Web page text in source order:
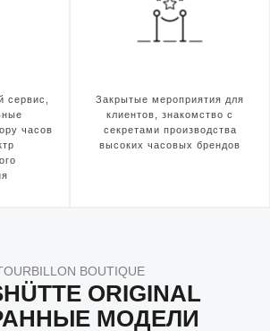
сервис,
часов
Закрытые мероприятия для
клиентов, знакомство с
секретами производства
высоких часовых брендов
BOUTIQUE
ORIGINAL
МОДЕЛИ